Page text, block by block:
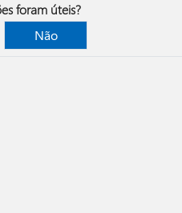
foram úteis?
Não